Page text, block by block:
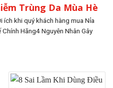
Trùng Da Mùa Hè
ích khi quý khách hàng mua Nỉa
Hãng4 Nguyên Nhân Gây